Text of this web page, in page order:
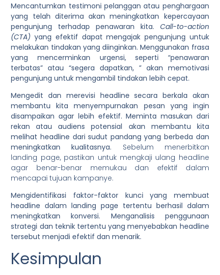
Mencantumkan testimoni pelanggan atau penghargaan
yang telah diterima akan meningkatkan kepercayaan
pengunjung terhadap penawaran kita. Call-to-action
(CTA) yang efektif dapat mengajak pengunjung untuk
melakukan tindakan yang diinginkan.Menggunakan frasa
yang mencerminkan urgensi, seperti “penawaran
terbatas” atau “segera dapatkan, ” akan memotivasi
pengunjung untuk mengambil tindakan lebih cepat.
Mengedit dan merevisi headline secara berkala akan
membantu kita menyempurnakan pesan yang ingin
disampaikan agar lebih efektif.Meminta masukan dari
rekan atau audiens potensial akan membantu kita
melihat headline dari sudut pandang yang berbeda dan
meningkatkan kualitasnya. Sebelum menerbitkan
landing page, pastikan untuk mengkaji ulang headline
agar benar-benar memukau dan efektif dalam
mencapai tujuan kampanye.
Mengidentifikasi faktor-faktor kunci yang membuat
headline dalam landing page tertentu berhasil dalam
meningkatkan konversi. Menganalisis penggunaan
strategi dan teknik tertentu yang menyebabkan headline
tersebut menjadi efektif dan menarik.
Kesimpulan